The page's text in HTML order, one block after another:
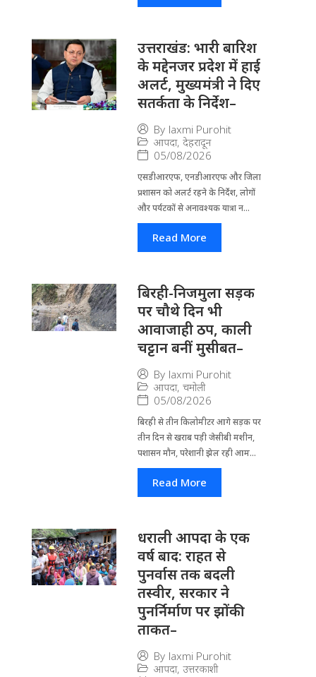
उत्तराखंड: भारी बारिश
के मद्देनजर प्रदेश में हाई
अलर्ट, मुख्यमंत्री ने दिए
सतर्कता के निर्देश–
By laxmi Purohit
आपदा, देहरादून
05/08/2026
एसडीआरएफ, एनडीआरएफ और जिला
प्रशासन को अलर्ट रहने के निर्देश, लोगों
और पर्यटकों से अनावश्यक यात्रा न...
Read More
बिरही-निजमुला सड़क
पर चौथे दिन भी
आवाजाही ठप, काली
चट्टान बनीं मुसीबत–
By laxmi Purohit
आपदा, चमोली
05/08/2026
बिरही से तीन किलोमीटर आगे सड़क पर
तीन दिन से खराब पड़ी जेसीबी मशीन,
पशासन मौन, परेशानी झेल रही आम...
Read More
धराली आपदा के एक
वर्ष बाद: राहत से
पुनर्वास तक बदली
तस्वीर, सरकार ने
पुनर्निर्माण पर झोंकी
ताकत–
By laxmi Purohit
आपदा, उत्तरकाशी